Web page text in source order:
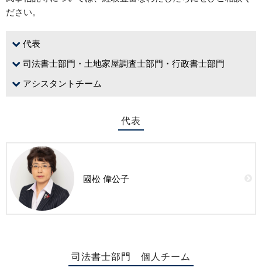
ださい。
代表
司法書士部門・土地家屋調査士部門・行政書士部門
アシスタントチーム
代表
國松 偉公子
司法書士部門 個人チーム